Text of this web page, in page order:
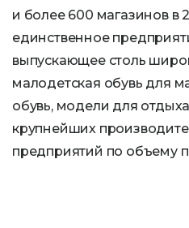
и более 600 магазинов в
единственное
выпускающее столь
малодетская обувь для
обувь, модели для
крупнейших
предприятий по объему